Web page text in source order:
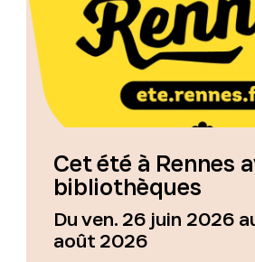
Cet été à Rennes
bibliothèques
Du ven. 26 juin 2026
août 2026